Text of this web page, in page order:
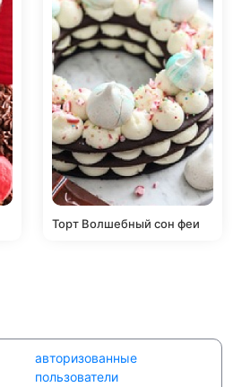
Торт Волшебный сон феи
авторизованные
пользователи